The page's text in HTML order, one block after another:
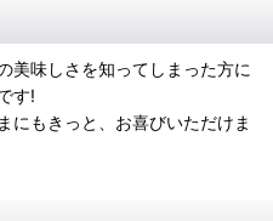
美味しさを知ってしまった方に
す!
にもきっと、お喜びいただけま